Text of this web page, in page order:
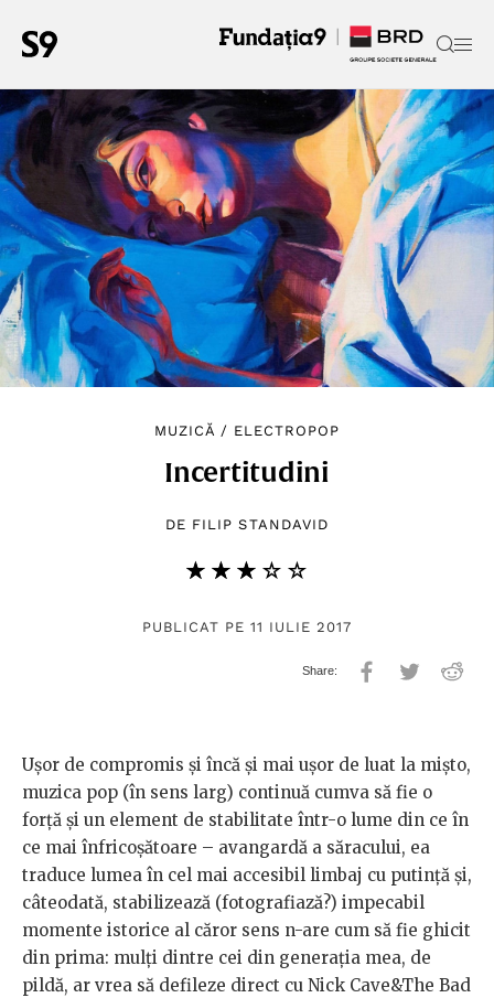
MUZICĂ / ELECTROPOP
Incertitudini
DE FILIP STANDAVID
★★★★★
☆☆☆☆☆
PUBLICAT PE 11 IULIE 2017
Ușor de compromis și încă și mai ușor de luat la mișto,
muzica pop (în sens larg) continuă cumva să fie o
forță și un element de stabilitate într-o lume din ce în
ce mai înfricoșătoare – avangardă a săracului, ea
traduce lumea în cel mai accesibil limbaj cu putință și,
câteodată, stabilizează (fotografiază?) impecabil
momente istorice al căror sens n-are cum să fie ghicit
din prima: mulți dintre cei din generația mea, de
pildă, ar vrea să defileze direct cu Nick Cave&The Bad